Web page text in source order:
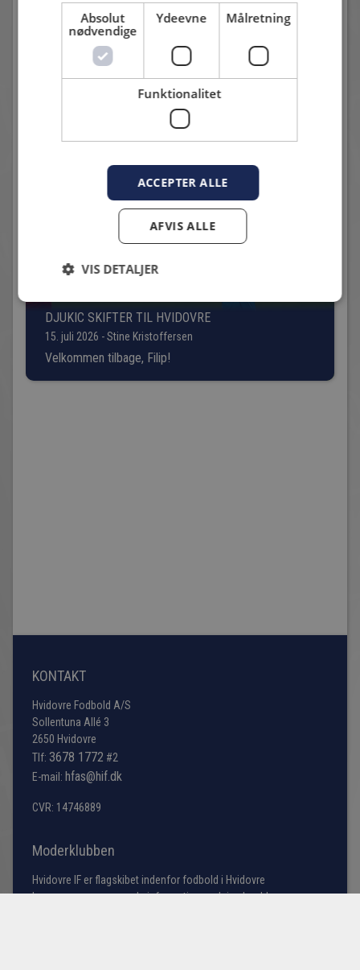
POKALKAMPEN MOD NÆSTVED SPILLES DEN 6.
13. juli 2026 - Karsten Madsen
DJUKIC SKIFTER TIL HVIDOVRE
15. juli 2026 - Stine Kristoffersen
Velkommen tilbage, Filip!
KONTAKT
Hvidovre Fodbold A/S
Sollentuna Allé 3
2650 Hvidovre
Tlf: 3678 1772 #2
E-mail: hfas@hif.dk
CVR: 14746889
Moderklubben
Hvidovre IF er flagskibet indenfor fodbold i Hvidovre
kommune, men søger du information omkring bredde
Absolut
nødvendige
Ydeevne Målretning
Funktionalitet
ACCEPTER ALLE
AFVIS ALLE
VIS DETALJER